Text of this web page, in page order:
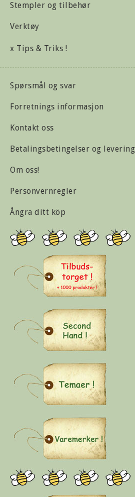
Stempler og tilbehør
Verktøy
x Tips & Triks !
Spørsmål og svar
Forretnings informasjon
Kontakt oss
Betalingsbetingelser og levering
Om oss!
Personvernregler
Ångra ditt köp